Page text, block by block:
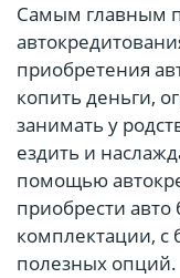
Самым главным
приобретения
копить деньги,
занимать у
ездить и
помощью
приобрести
комплектации,
полезных опций.